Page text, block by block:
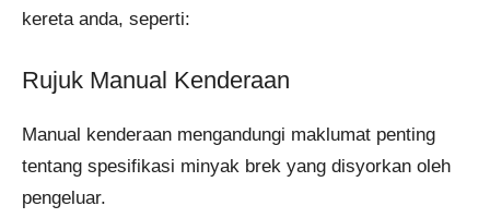
kereta anda, seperti:
Rujuk Manual Kenderaan
Manual kenderaan mengandungi maklumat penting
tentang spesifikasi minyak brek yang disyorkan oleh
pengeluar.